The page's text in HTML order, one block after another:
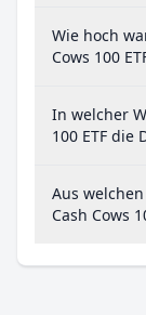
Wie hoch
Cows 100
In welcher
100 ETF die
Aus
Cash Cows